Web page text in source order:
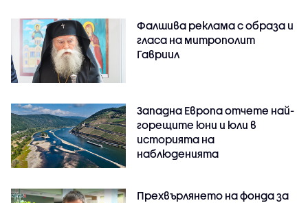
Фалшива реклама с образа и
гласа на митрополит
Гавриил
Западна Европа отчете най-
горещите юни и юли в
историята на
наблюденията
Прехвърлянето на фонда за